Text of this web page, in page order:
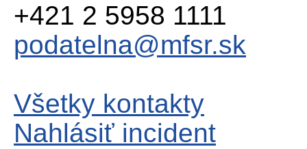
+421 2 5958 1111
podatelna@mfsr.sk
Všetky kontakty
Nahlásiť incident